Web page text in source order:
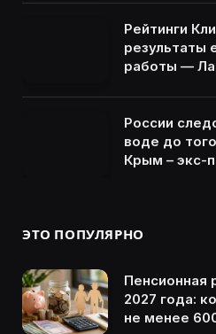
Рейтинги
результаты
работы —
России
воде до
Крым – экс-
ЭТО ПОПУЛЯРНО
Пенсионная
2027 года:
не менее